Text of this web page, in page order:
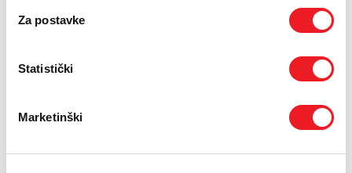
Za postavke
Statistički
Marketinški